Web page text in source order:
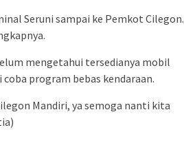
Seruni sampai ke Pemkot Cilegon.
mengetahui tersedianya mobil
program bebas kendaraan.
Mandiri, ya semoga nanti kita